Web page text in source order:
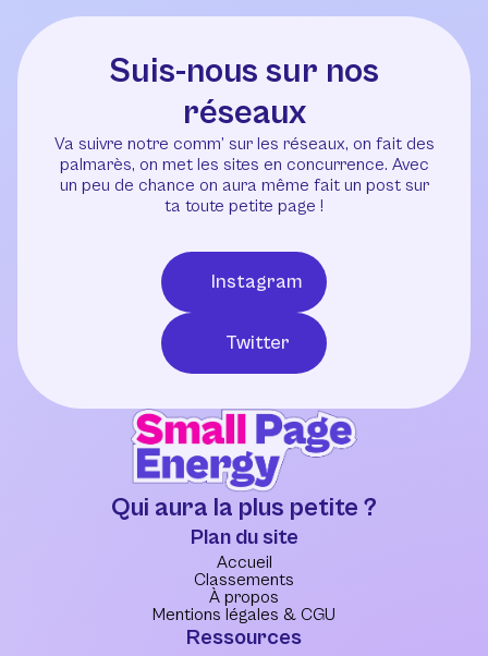
Suis-nous sur nos
réseaux
Va suivre notre comm’ sur les réseaux, on fait des
palmarès, on met les sites en concurrence. Avec
un peu de chance on aura même fait un post sur
ta toute petite page !
Instagram
Twitter
Qui aura la plus petite ?
Plan du site
Accueil
Classements
À propos
Mentions légales & CGU
Ressources